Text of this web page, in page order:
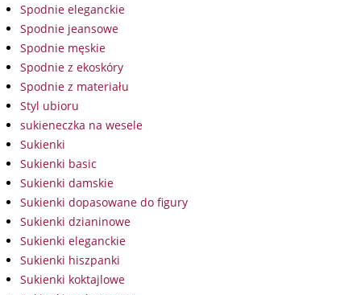
Spodnie eleganckie
Spodnie jeansowe
Spodnie męskie
Spodnie z ekoskóry
Spodnie z materiału
Styl ubioru
sukieneczka na wesele
Sukienki
Sukienki basic
Sukienki damskie
Sukienki dopasowane do figury
Sukienki dzianinowe
Sukienki eleganckie
Sukienki hiszpanki
Sukienki koktajlowe